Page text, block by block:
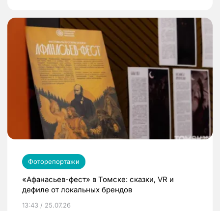
Фоторепортажи
«Афанасьев-фест» в Томске: сказки, VR и
дефиле от локальных брендов
13:43 / 25.07.26